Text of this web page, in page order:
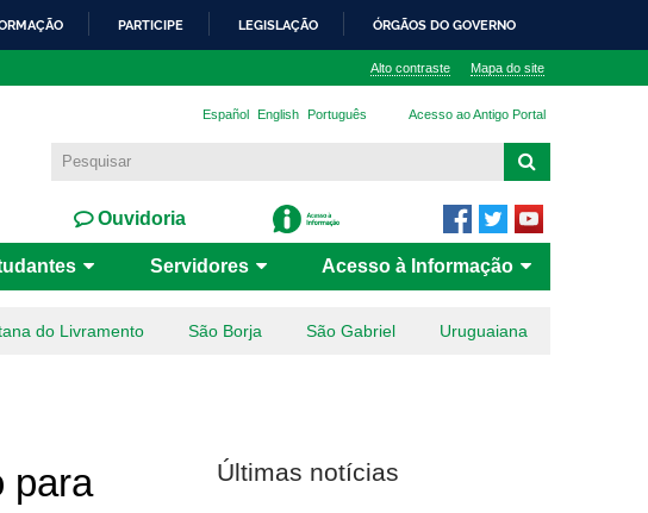
PARTICIPE LEGISLAÇÃO ÓRGÃOS DO GOVERNO
Alto contraste Mapa do site
Português
English
Español Acesso ao Antigo Portal
Ouvidoria
Servidores Acesso à Informação
do Livramento São Borja São Gabriel Uruguaiana
para
Últimas notícias